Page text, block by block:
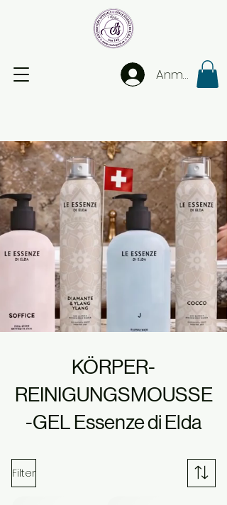
Anmelden
KÖRPER-
REINIGUNGSMOUSSE
-GEL Essenze di Elda
Filter